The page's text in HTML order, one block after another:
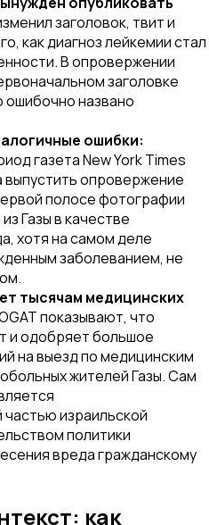
заголовок, твит и
как диагноз лейкемии стал
В опровержении
заголовке
названо
ошибки:
газетаNew York Times
опровержение
полосе фотографии
Газы в качестве
хотя на самом деле
заболеванием, не
тысячам медицинских
показывают, что
и одобряет большое
на выезд по медицинским
жителей Газы. Сам
израильской
политики
вреда гражданскому
как